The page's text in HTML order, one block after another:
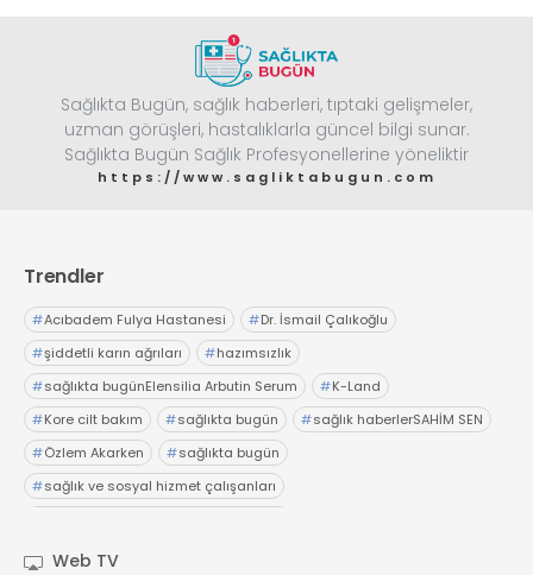
Sağlıkta Bugün, sağlık haberleri, tıptaki gelişmeler,
uzman görüşleri, hastalıklarla güncel bilgi sunar.
Sağlıkta Bugün Sağlık Profesyonellerine yöneliktir
https://www.sagliktabugun.com
Trendler
#Acıbadem Fulya Hastanesi #Dr. İsmail Çalıkoğlu
#şiddetli karın ağrıları #hazımsızlık
#sağlıkta bugünElensilia Arbutin Serum #K-Land
#Kore cilt bakım #sağlıkta bugün #sağlık haberlerSAHİM SEN
#Özlem Akarken #sağlıkta bugün
#sağlık ve sosyal hizmet çalışanları
# Medstar Antalya Hastanesi
Web TV